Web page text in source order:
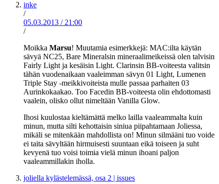
inke
/
05.03.2013 / 21:00
/
Moikka Marsu! Muutamia esimerkkejä: MAC:ilta käytän
sävyä NC25, Bare Mineralsin mineraalimeikeissä olen talvisin
Fairly Light ja kesäisin Light. Clarinsin BB-voiteesta valitsin
tähän vuodenaikaan vaaleimman sävyn 01 Light, Lumenen
Triple Stay -meikkivoiteista mulle passaa parhaiten 03
Aurinkokaakao. Too Facedin BB-voiteesta olin ehdottomasti
vaalein, olisko ollut nimeltään Vanilla Glow.
Ihosi kuulostaa kieltämättä melko lailla vaaleammalta kuin
minun, mutta silti kehottaisin siniua piipahtamaan Joliessa,
mikäli se mitenkään mahdollista on! Minun silmääni tuo voide
ei taita sävyltään hirmuisesti suuntaan eikä toiseen ja suht
kevyenä tuo voisi toimia vielä minun ihoani paljon
vaaleammillakin iholla.
joliella kylästelemässä, osa 2 | issues